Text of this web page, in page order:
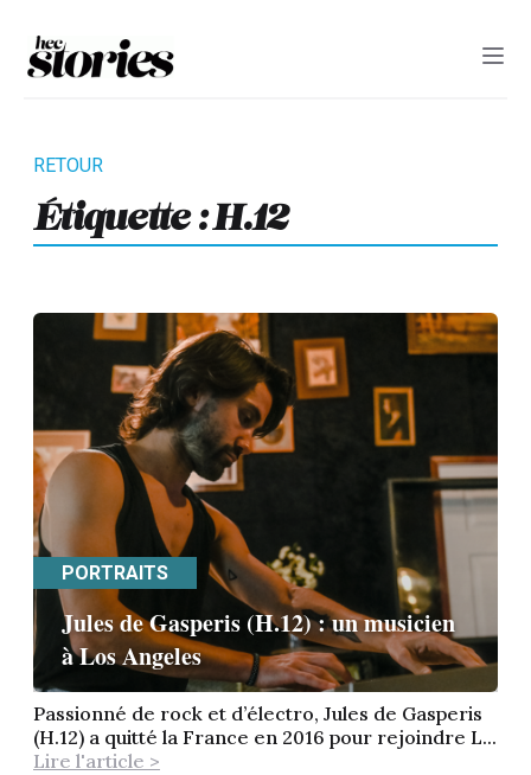
Étiquette : H.12
PORTRAITS
Jules de Gasperis (H.12) : un musicien
à Los Angeles
Passionné de rock et d’électro, Jules de Gasperis
(H.12) a quitté la France en 2016 pour rejoindre L...
Lire l'article >